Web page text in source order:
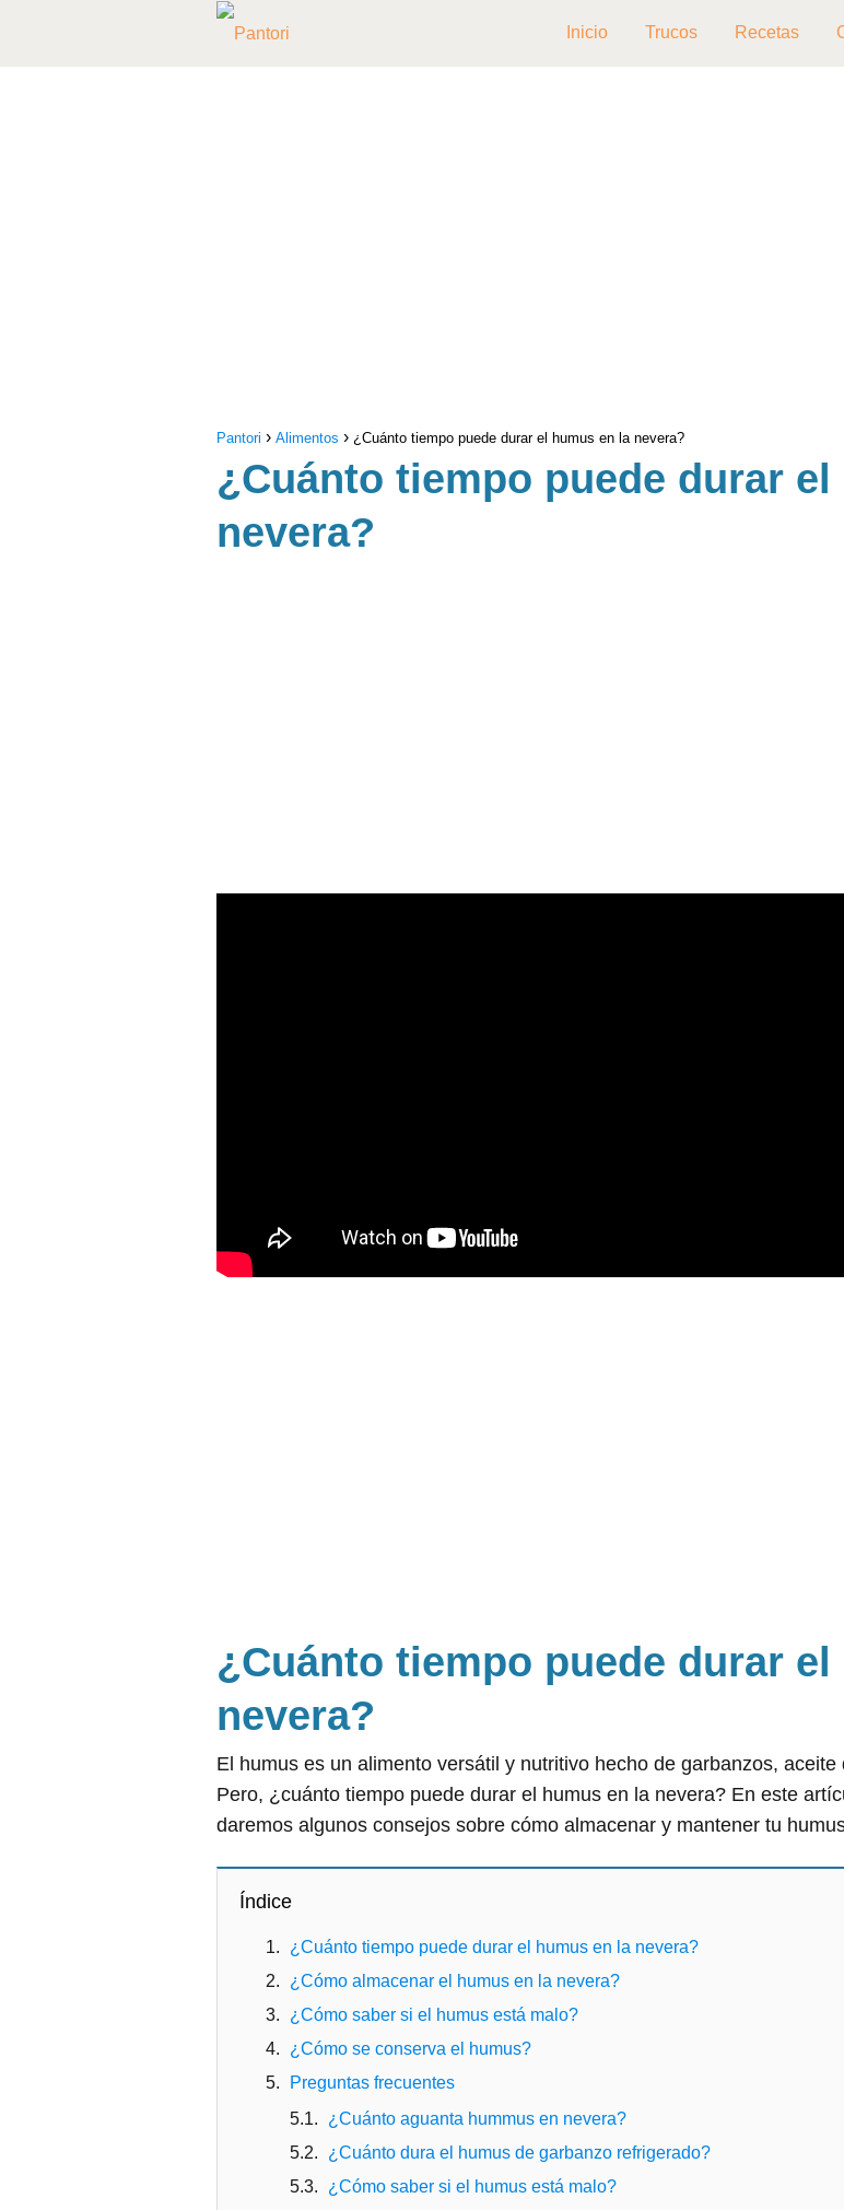
Inicio Trucos Recetas
Pantori Alimentos ¿Cuánto tiempo puede durar el humus en la nevera?
¿Cuánto tiempo puede durar
nevera?
¿Cuánto tiempo puede durar
nevera?
El humus es un alimento versátil y nutritivo hecho de garbanzos,
Pero, ¿cuánto tiempo puede durar el humus en la nevera? En este
daremos algunos consejos sobre cómo almacenar y mantener tu
Índice
¿Cuánto tiempo puede durar el humus en la nevera?
¿Cómo almacenar el humus en la nevera?
¿Cómo saber si el humus está malo?
¿Cómo se conserva el humus?
Preguntas frecuentes
¿Cuánto aguanta hummus en nevera?
¿Cuánto dura el humus de garbanzo refrigerado?
¿Cómo saber si el humus está malo?